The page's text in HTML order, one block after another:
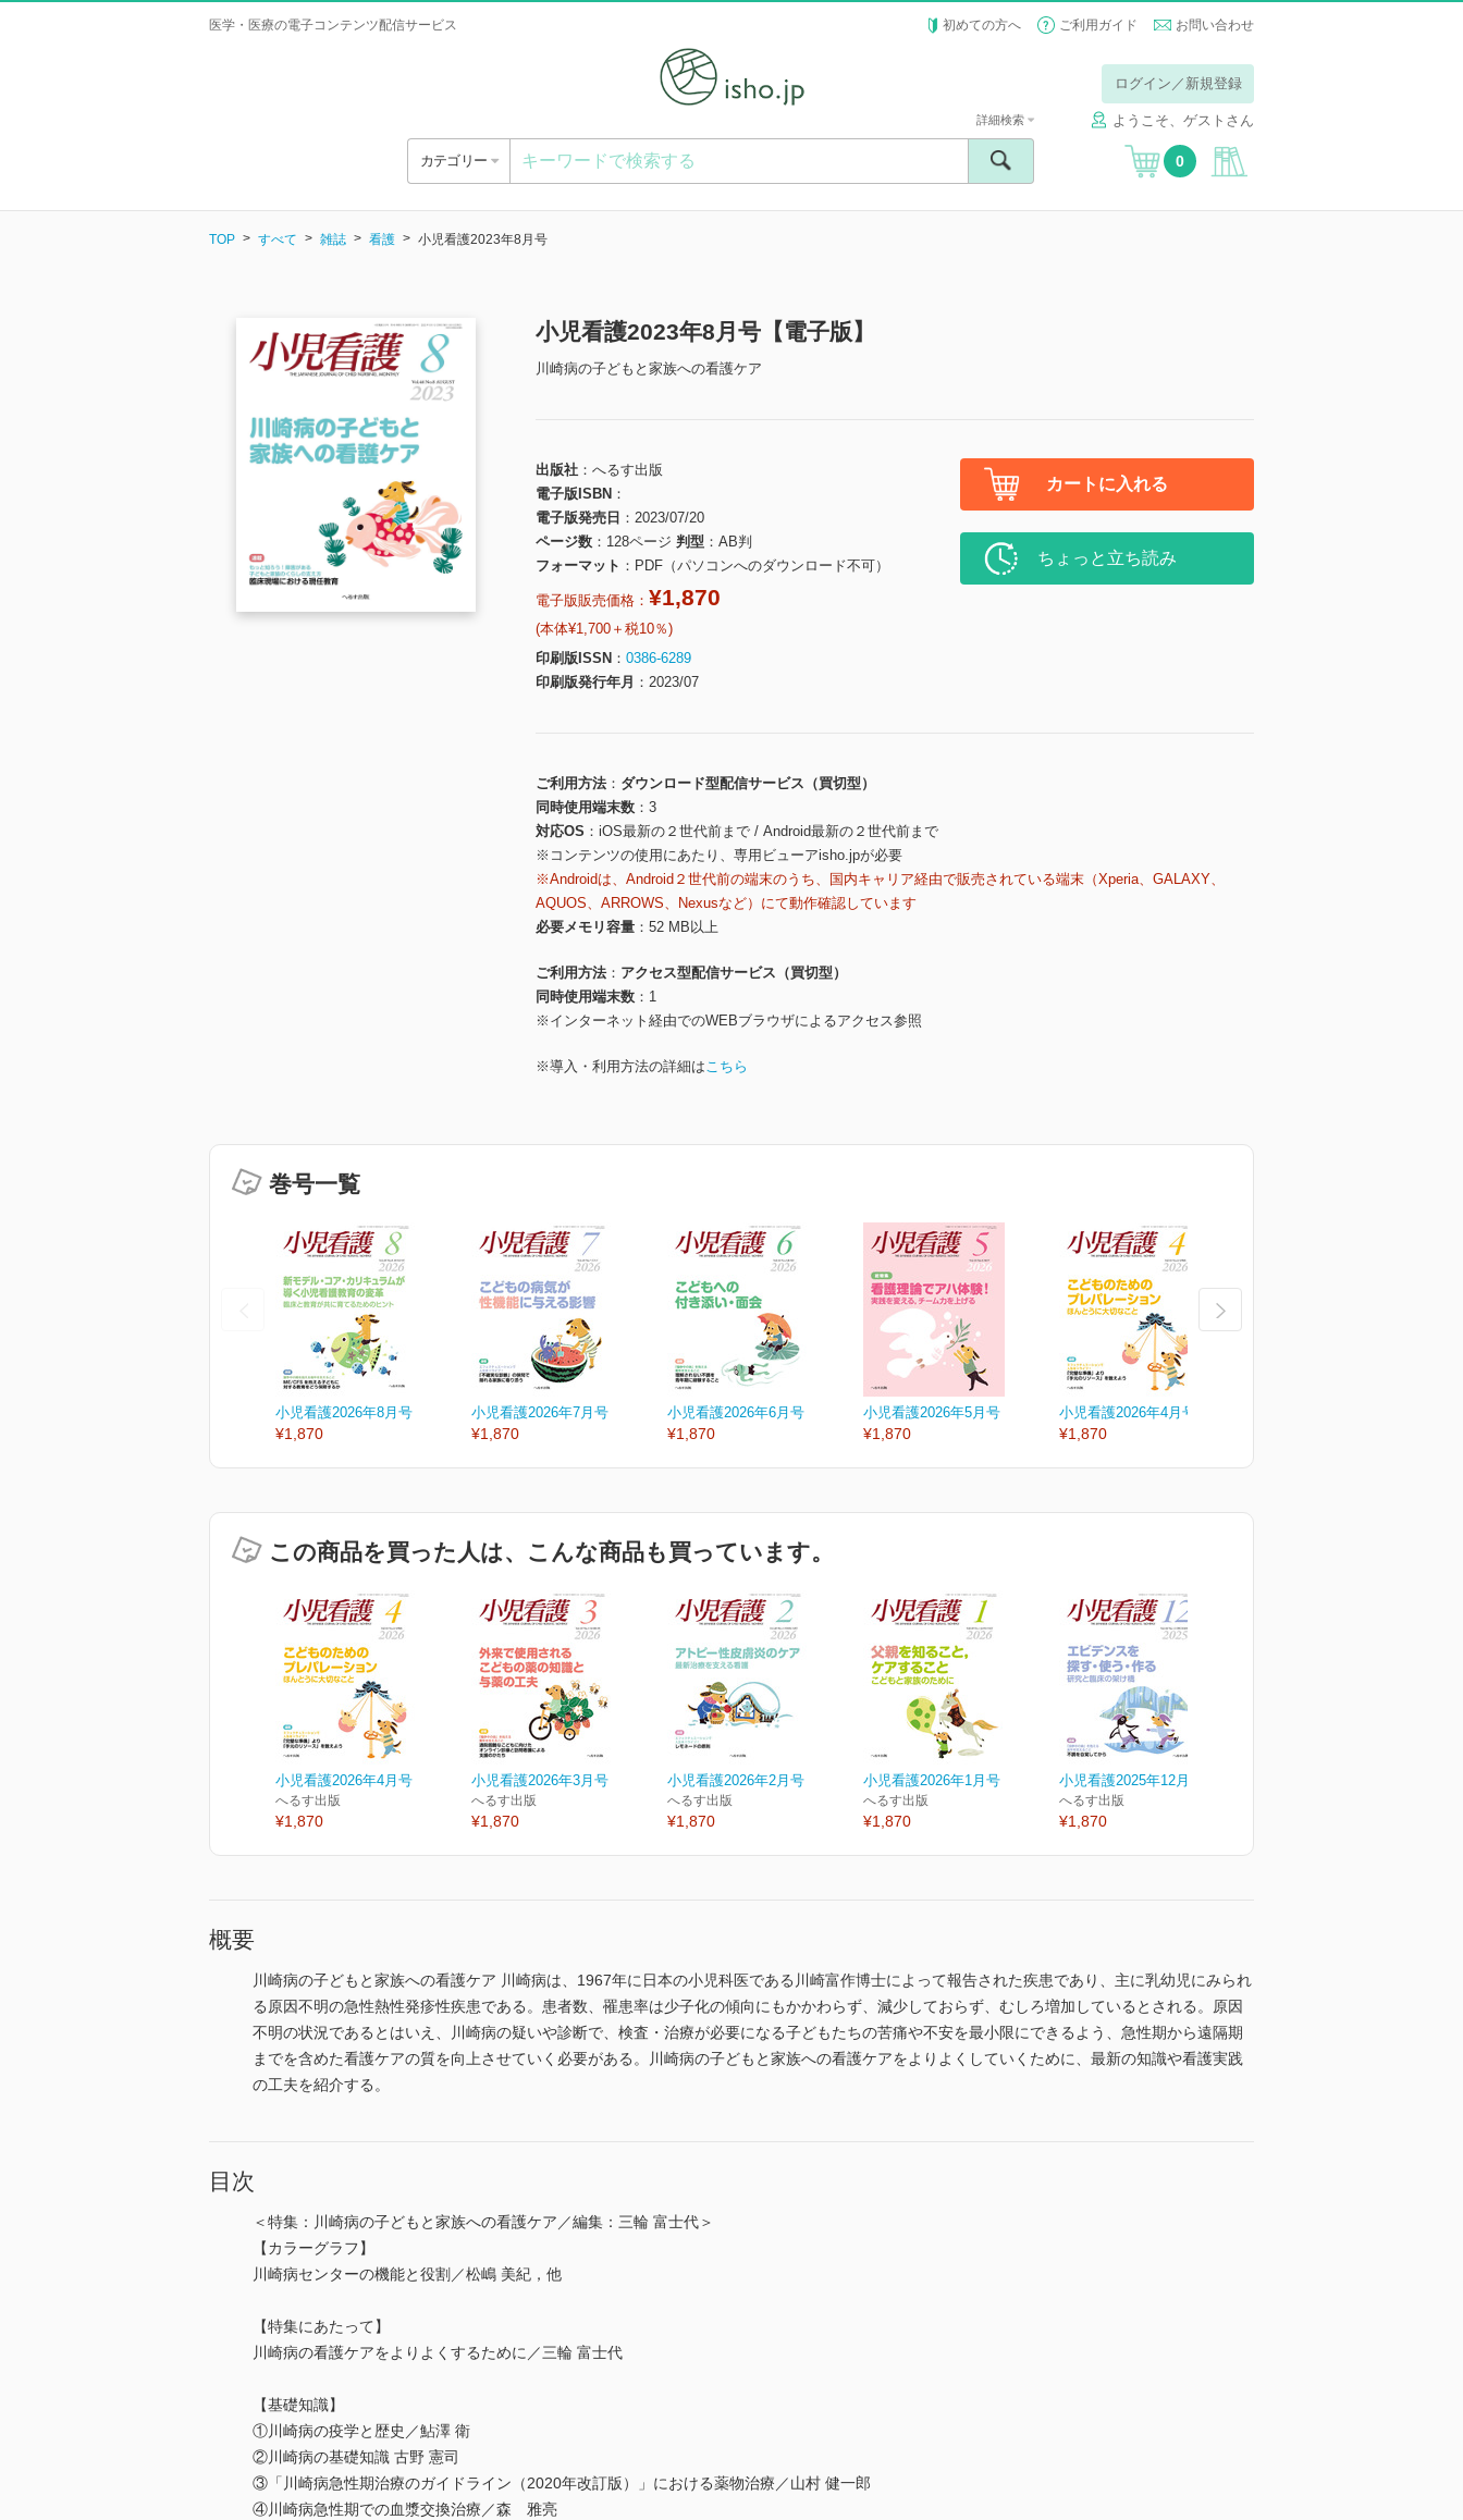
医学・医療の電子コンテンツ配信サービス 初めての方へ ご利用ガイド お問い合わせ
ログイン／新規登録
ようこそ、ゲストさん
カテゴリー
詳細検索
0
TOP すべて 雑誌 看護 小児看護2023年8月号
小児看護2023年8月号【電子版】
川崎病の子どもと家族への看護ケア
出版社
へるす出版
電子版ISBN
電子版発売日
2023/07/20
ページ数
128ページ 判型
AB判
フォーマット
PDF（パソコンへのダウンロード不可）
電子版販売価格： ¥1,870
(本体¥1,700＋税10％)
印刷版ISSN
0386-6289
印刷版発行年月
2023/07
カートに入れる
ちょっと立ち読み
ご利用方法
ダウンロード型配信サービス（買切型）
同時使用端末数
3
対応OS
iOS最新の２世代前まで / Android最新の２世代前まで
※コンテンツの使用にあたり、専用ビューアisho.jpが必要
※Androidは、Android２世代前の端末のうち、国内キャリア経由で販売されている端末（Xperia、GALAXY、
AQUOS、ARROWS、Nexusなど）にて動作確認しています
必要メモリ容量
52 MB以上
ご利用方法
アクセス型配信サービス（買切型）
同時使用端末数
1
※インターネット経由でのWEBブラウザによるアクセス参照
※導入・利用方法の詳細はこちら
巻号一覧
小児看護2026年8月号
¥1,870
小児看護2026年7月号
¥1,870
小児看護2026年6月号
¥1,870
小児看護2026年5月号
¥1,870
小児看護2026年4月号
¥1,870
この商品を買った人は、こんな商品も買っています。
小児看護2026年4月号
へるす出版
¥1,870
小児看護2026年3月号
へるす出版
¥1,870
小児看護2026年2月号
へるす出版
¥1,870
小児看護2026年1月号
へるす出版
¥1,870
小児看護2025年12月号
へるす出版
¥1,870
概要
川崎病の子どもと家族への看護ケア 川崎病は、1967年に日本の小児科医である川崎富作博士によって報告された疾患であり、主に乳幼児にみられ
る原因不明の急性熱性発疹性疾患である。患者数、罹患率は少子化の傾向にもかかわらず、減少しておらず、むしろ増加しているとされる。原因
不明の状況であるとはいえ、川崎病の疑いや診断で、検査・治療が必要になる子どもたちの苦痛や不安を最小限にできるよう、急性期から遠隔期
までを含めた看護ケアの質を向上させていく必要がある。川崎病の子どもと家族への看護ケアをよりよくしていくために、最新の知識や看護実践
の工夫を紹介する。
目次
＜特集：川崎病の子どもと家族への看護ケア／編集：三輪 富士代＞
【カラーグラフ】
川崎病センターの機能と役割／松嶋 美紀，他
【特集にあたって】
川崎病の看護ケアをよりよくするために／三輪 富士代
【基礎知識】
①川崎病の疫学と歴史／鮎澤 衛
②川崎病の基礎知識 古野 憲司
③「川崎病急性期治療のガイドライン（2020年改訂版）」における薬物治療／山村 健一郎
④川崎病急性期での血漿交換治療／森 雅亮